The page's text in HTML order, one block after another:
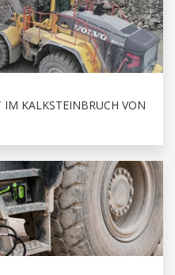
IM KALKSTEINBRUCH VON